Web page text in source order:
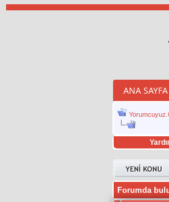
ANA SAYFA
twitter retweet hilesi
Forumda